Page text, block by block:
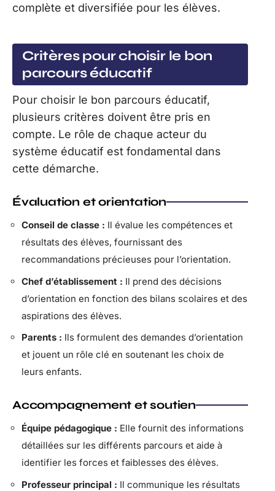
complète et diversifiée pour les élèves.
Critères pour choisir le bon
parcours éducatif
Pour choisir le bon parcours éducatif,
plusieurs critères doivent être pris en
compte. Le rôle de chaque acteur du
système éducatif est fondamental dans
cette démarche.
Évaluation et orientation
Conseil de classe : Il évalue les compétences et
résultats des élèves, fournissant des
recommandations précieuses pour l’orientation.
Chef d’établissement : Il prend des décisions
d’orientation en fonction des bilans scolaires et des
aspirations des élèves.
Parents : Ils formulent des demandes d’orientation
et jouent un rôle clé en soutenant les choix de
leurs enfants.
Accompagnement et soutien
Équipe pédagogique : Elle fournit des informations
détaillées sur les différents parcours et aide à
identifier les forces et faiblesses des élèves.
Professeur principal : Il communique les résultats